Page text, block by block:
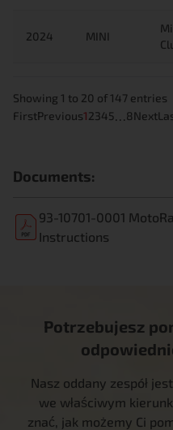
2024 MINI
Showing 1 to 20 of 147 entries
FirstPrevious12345…8Next
Documents:
93-10701-0001
Instructions
Potrzebujesz
Nasz oddany zespół
we właściwym
znać, jak możemy Ci